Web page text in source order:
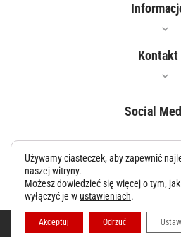
Oferta
Polityka
Kontakt
Social
© 2026 Italvelluti. Wszystkie prawa
Używamy ciasteczek, aby zapewnić
naszej witryny.
Możesz dowiedzieć się więcej o tym,
wyłączyć je wustawieniach.
Akceptuj Odrzuć